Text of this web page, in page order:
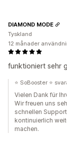
funktioniert sehr
DIAMOND MODE
Tyskland
12 månader
⭐ SoBooster ⭐
Vielen Dank für
Wir freuen uns
schnellen
kontinuierlich
machen.